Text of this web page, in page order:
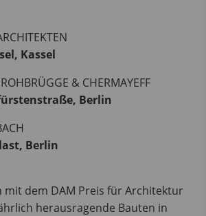
Kassel
& CHERMAYEFF
Berlin
Berlin
mit dem DAM Preis für Architektur
herausragende Bauten in